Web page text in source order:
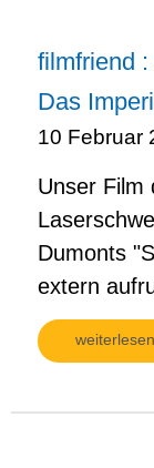
filmfriend
Das
10 Februar
Unser Film
Dumonts
extern
weiterlesen